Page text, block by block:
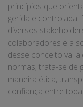
princípios que
gerida e controlada.
diversos
colaboradores e a
desse conceito vai
normas; trata-se de
maneira ética,
confiança entre